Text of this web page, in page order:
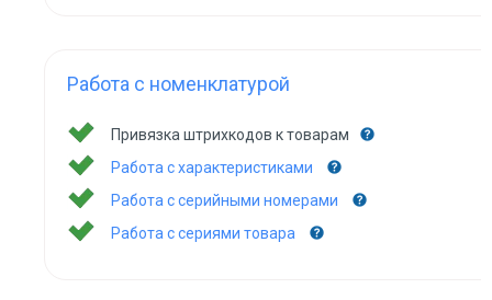
Работа с номенклатурой
Привязка штрихкодов к товарам
Работа с характеристиками
Работа с серийными номерами
Работа с сериями товара